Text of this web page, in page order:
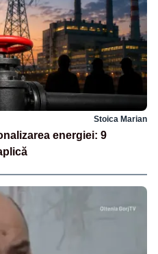
Stoica Marian
energiei: 9